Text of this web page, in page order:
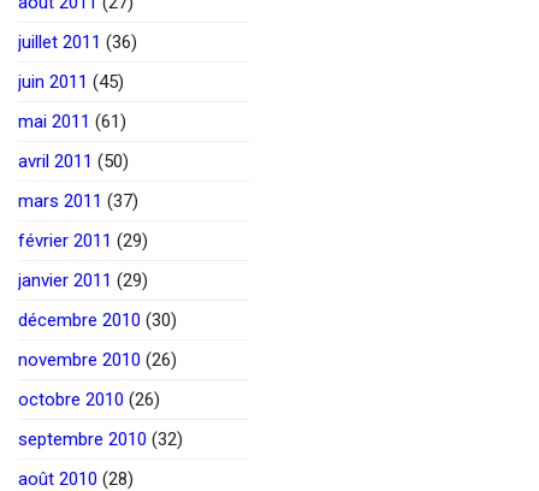
juillet 2011 (36)
juin 2011 (45)
mai 2011 (61)
avril 2011 (50)
mars 2011 (37)
février 2011 (29)
janvier 2011 (29)
décembre 2010 (30)
novembre 2010 (26)
octobre 2010 (26)
septembre 2010 (32)
août 2010 (28)